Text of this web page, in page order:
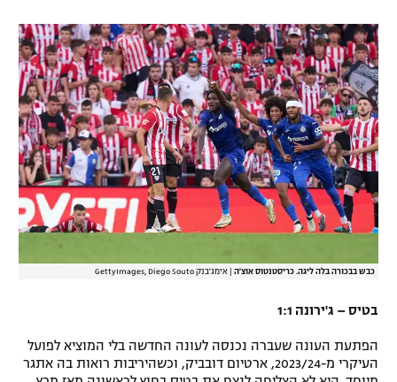
הצטרפות לחבילת הערוצים
לוח דרושים – ג'ובנט
תגיות
המגזין
כבש בבכורה בלה ליגה. כריסטנטוס אוצ'ה אימג'בנק GettyImages, Diego Souto
בטיס – ג'ירונה 1:1
הפתעת העונה שעברה נכנסה לעונה החדשה בלי המוציא לפועל
העיקרי מ-2023/24, ארטיום דובביק, וכשהיריבות רואות בה אתגר